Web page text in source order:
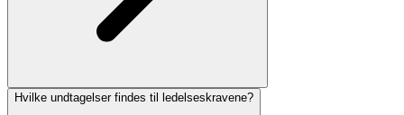
Hvilke undtagelser findes til ledelseskravene?